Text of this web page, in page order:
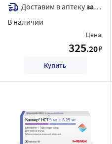
Доставим в аптекузавтра
В наличии
Цена:
325.20₽
Купить